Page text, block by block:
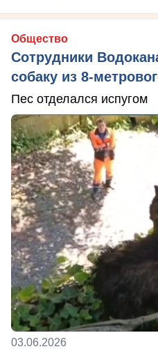
Общество
Сотрудники
собаку из 8-
Пес отделался испугом
03.06.2026